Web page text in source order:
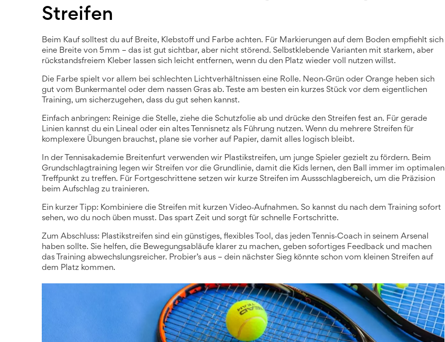
Streifen
Beim Kauf solltest du auf Breite, Klebstoff und Farbe achten. Für Markierungen auf dem Boden empfiehlt sich
eine Breite von 5 mm – das ist gut sichtbar, aber nicht störend. Selbstklebende Varianten mit starkem, aber
rückstandsfreiem Kleber lassen sich leicht entfernen, wenn du den Platz wieder voll nutzen willst.
Die Farbe spielt vor allem bei schlechten Lichtverhältnissen eine Rolle. Neon‑Grün oder Orange heben sich
gut vom Bunkermantel oder dem nassen Gras ab. Teste am besten ein kurzes Stück vor dem eigentlichen
Training, um sicherzugehen, dass du gut sehen kannst.
Einfach anbringen: Reinige die Stelle, ziehe die Schutzfolie ab und drücke den Streifen fest an. Für gerade
Linien kannst du ein Lineal oder ein altes Tennisnetz als Führung nutzen. Wenn du mehrere Streifen für
komplexere Übungen brauchst, plane sie vorher auf Papier, damit alles logisch bleibt.
In der Tennisakademie Breitenfurt verwenden wir Plastikstreifen, um junge Spieler gezielt zu fördern. Beim
Grundschlagtraining legen wir Streifen vor die Grundlinie, damit die Kids lernen, den Ball immer im optimalen
Treffpunkt zu treffen. Für Fortgeschrittene setzen wir kurze Streifen im Aussschlagbereich, um die Präzision
beim Aufschlag zu trainieren.
Ein kurzer Tipp: Kombiniere die Streifen mit kurzen Video‑Aufnahmen. So kannst du nach dem Training sofort
sehen, wo du noch üben musst. Das spart Zeit und sorgt für schnelle Fortschritte.
Zum Abschluss: Plastikstreifen sind ein günstiges, flexibles Tool, das jeden Tennis‑Coach in seinem Arsenal
haben sollte. Sie helfen, die Bewegungsabläufe klarer zu machen, geben sofortiges Feedback und machen
das Training abwechslungsreicher. Probier’s aus – dein nächster Sieg könnte schon vom kleinen Streifen auf
dem Platz kommen.